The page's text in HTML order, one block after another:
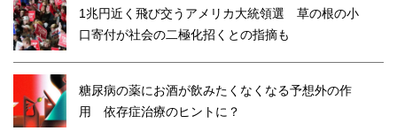
1兆円近く飛び交うアメリカ大統領選 草の根の小
口寄付が社会の二極化招くとの指摘も
糖尿病の薬にお酒が飲みたくなくなる予想外の作
用 依存症治療のヒントに？